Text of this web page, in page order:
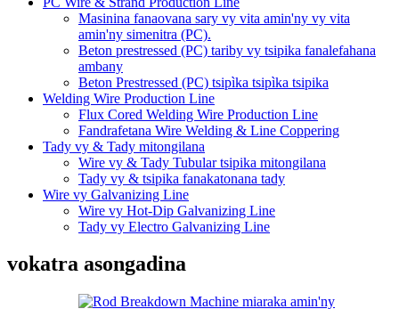
Masinina fanaovana sary vy vita amin'ny vy vita
amin'ny simenitra (PC).
Beton prestressed (PC) tariby vy tsipika fanalefahana
ambany
Beton Prestressed (PC) tsipìka tsipìka tsipika
Welding Wire Production Line
Flux Cored Welding Wire Production Line
Fandrafetana Wire Welding & Line Coppering
Tady vy & Tady mitongilana
Wire vy & Tady Tubular tsipika mitongilana
Tady vy & tsipika fanakatonana tady
Wire vy Galvanizing Line
Wire vy Hot-Dip Galvanizing Line
Tady vy Electro Galvanizing Line
vokatra asongadina